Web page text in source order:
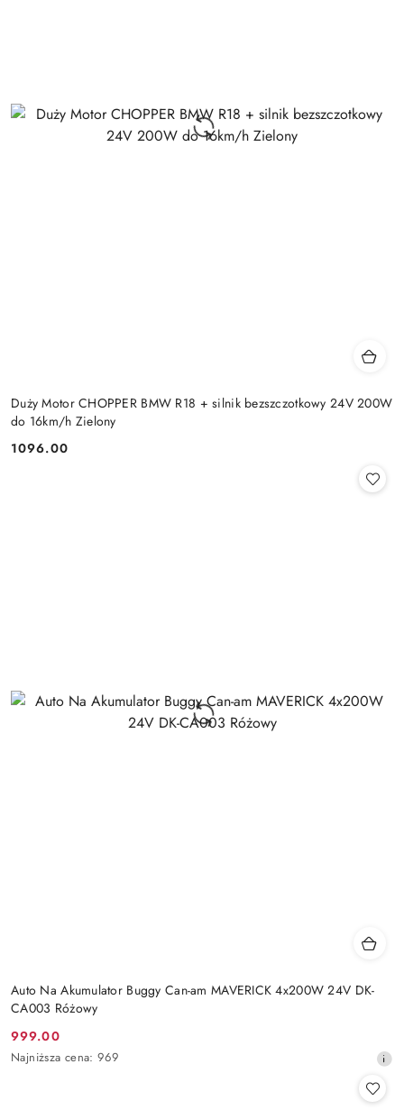
Duży Motor CHOPPER BMW R18 + silnik bezszczotkowy 24V 200W
do 16km/h Zielony
Cena:
1096.00
Auto Na Akumulator Buggy Can-am MAVERICK 4x200W 24V DK-
CA003 Różowy
Cena
promocyjna:
999.00
Najniższa
Najniższa cena: 969